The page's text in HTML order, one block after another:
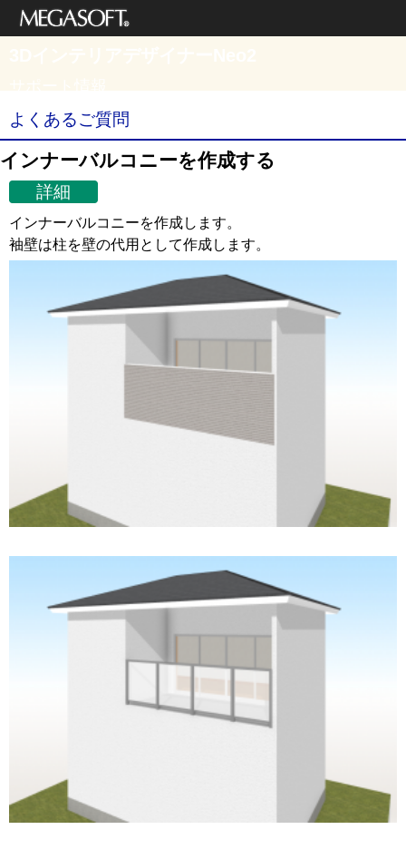
よくあるご質問
インナーバルコニーを作成する
詳細
インナーバルコニーを作成します。
袖壁は柱を壁の代用として作成します。